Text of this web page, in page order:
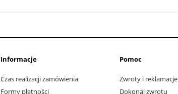
Informacje
Czas realizacji zamówienia
Formy płatności
Pomoc
Zwroty i reklamacje
Dokonaj zwrotu